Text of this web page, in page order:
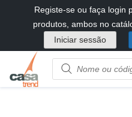
diretamente
conteúdo
Registe-se ou faça login
produtos, ambos no
Iniciar sessão
Product
name